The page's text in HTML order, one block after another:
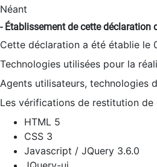
Néant
- Établissement de cette déclaration
Cette déclaration a été établie le
Technologies utilisées pour la
Agents utilisateurs, technologies
Les vérifications de restitution
HTML 5
CSS 3
Javascript / JQuery 3.6.0